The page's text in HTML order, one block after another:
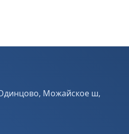
двух
ью более 25%.
Можайское ш,